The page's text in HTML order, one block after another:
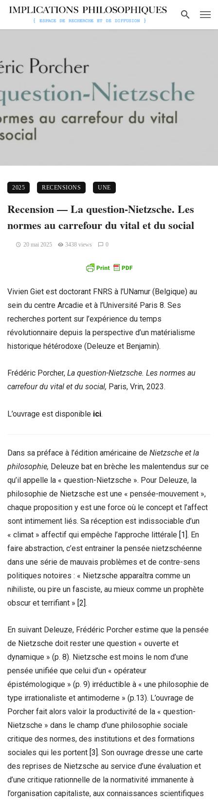
2025 RECENSIONS UNE
Recension — La question-Nietzsche. Les
normes au carrefour du vital et du social
20 mai 2025 3438 views 0
Vivien Giet est doctorant FNRS à l’UNamur (Belgique) au
sein du centre Arcadie et à l’Université Paris 8. Ses
recherches portent sur l’expérience du temps
révolutionnaire depuis la perspective d’un matérialisme
historique hétérodoxe (Deleuze et Benjamin).
Frédéric Porcher, La question-Nietzsche. Les normes au
carrefour du vital et du social, Paris, Vrin, 2023.
L’ouvrage est disponible ici.
Dans sa préface à l’édition américaine de Nietzsche et la
philosophie, Deleuze bat en brèche les malentendus sur ce
qu’il appelle la « question-Nietzsche ». Pour Deleuze, la
philosophie de Nietzsche est une « pensée-mouvement »,
chaque proposition y est une force où le concept et l’affect
sont intimement liés. Sa réception est indissociable d’un
« climat » affectif qui empêche l’approche littérale [1]. En
faire abstraction, c’est entrainer la pensée nietzschéenne
dans une série de mauvais problèmes et de contre-sens
politiques notoires : « Nietzsche apparaîtra comme un
nihiliste, ou pire un fasciste, au mieux comme un prophète
obscur et terrifiant » [2].
En suivant Deleuze, Frédéric Porcher estime que la pensée
de Nietzsche doit rester une question « ouverte et
dynamique » (p. 8). Nietzsche est moins le nom d’une
pensée unifiée que celui d’un « opérateur
épistémologique » (p. 9) irréductible à « une philosophie de
type irrationaliste et antimoderne » (p.13). L’ouvrage de
Porcher fait alors valoir la productivité de la « question-
Nietzsche » dans le champ d’une philosophie sociale
critique des normes, des institutions et des formations
sociales qui les portent [3]. Son ouvrage dresse une carte
des reprises de Nietzsche au service d’une évaluation et
d’une critique rationnelle de la normativité immanente à
l’organisation capitaliste, aux connaissances scientifiques